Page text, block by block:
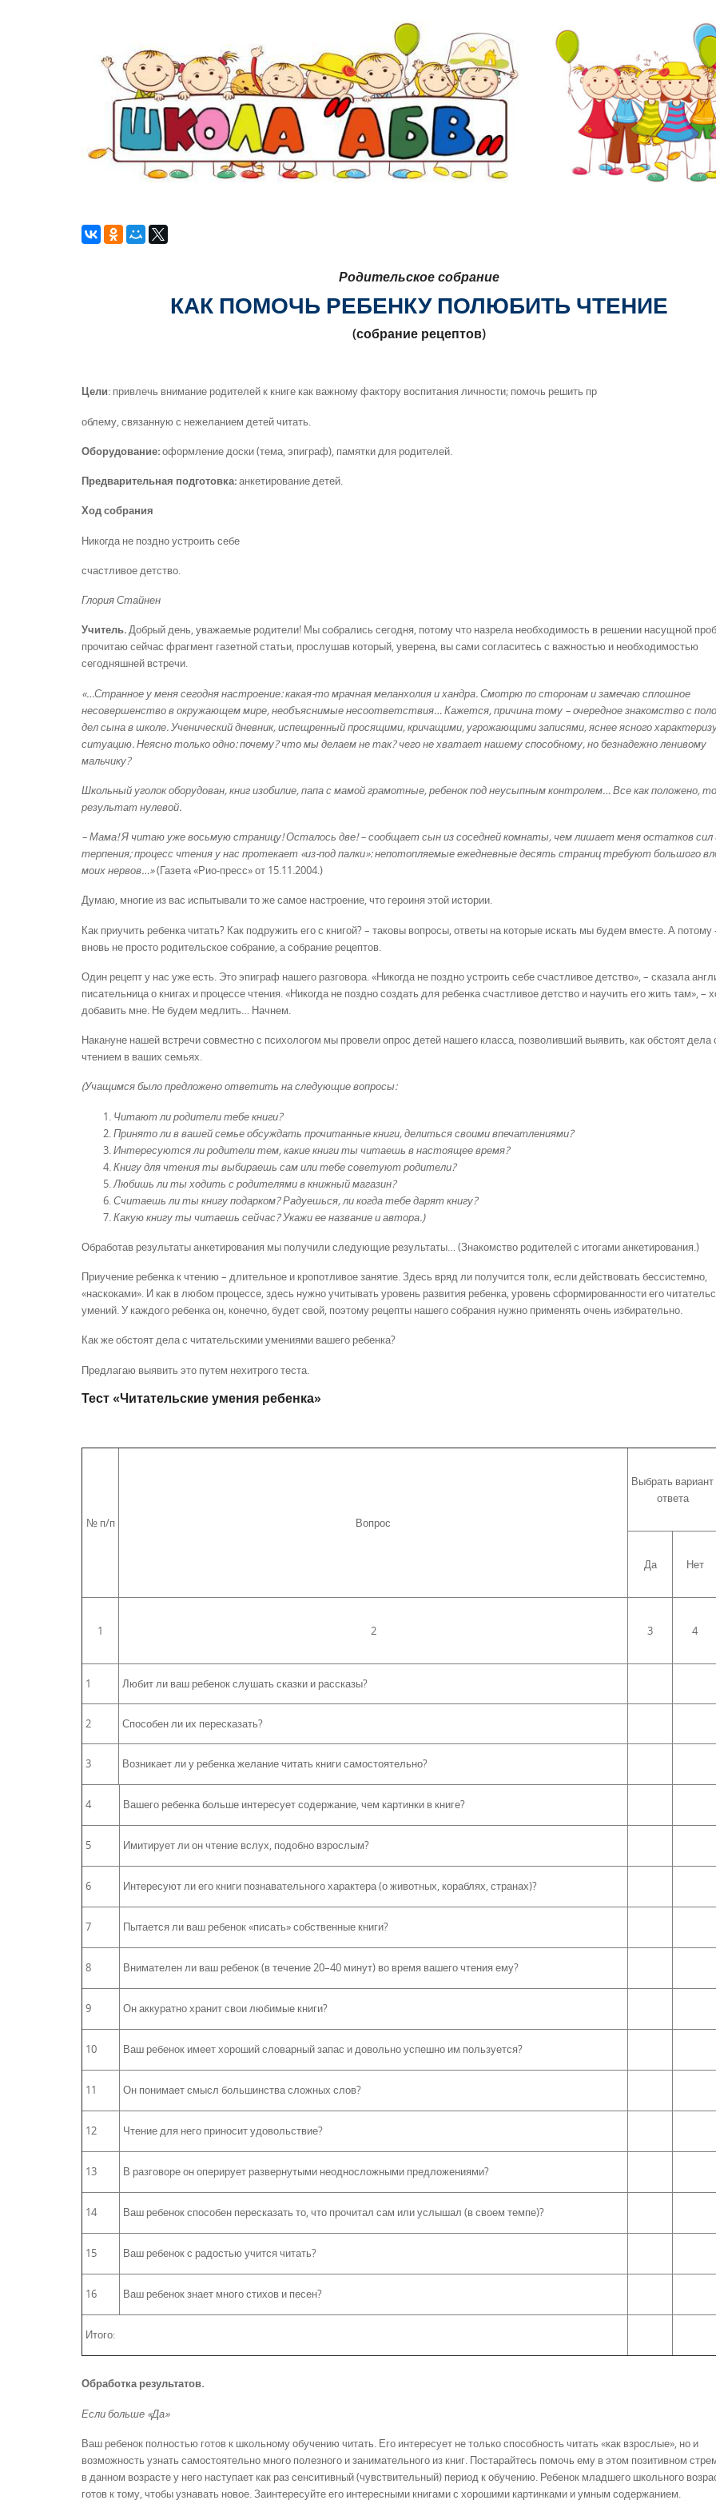
Родительское собрание
КАК ПОМОЧЬ РЕБЕНКУ ПОЛЮБИТЬ ЧТЕНИЕ
(собрание рецептов)
Цели: привлечь внимание родителей к книге как важному фактору воспитания личности; помочь решить пр
облему, связанную с нежеланием детей читать.
Оборудование:оформление доски (тема, эпиграф), памятки для родителей.
Предварительная подготовка:анкетирование детей.
Ход собрания
Никогда не поздно устроить себе
счастливое детство.
Глория Стайнен
Учитель.Добрый день, уважаемые родители! Мы собрались сегодня, потому что назрела необходимость в решении насущной
прочитаю сейчас фрагмент газетной статьи, прослушав который, уверена, вы сами согласитесь с важностью и необходимостью
сегодняшней встречи.
«…Странное у меня сегодня настроение: какая-то мрачная меланхолия и хандра. Смотрю по сторонам и замечаю сплошное
несовершенство в окружающем мире, необъяснимые несоответствия… Кажется, причина тому – очередное знакомство с
дел сына в школе. Ученический дневник, испещренный просящими, кричащими, угрожающими записями, яснее ясного
ситуацию. Неясно только одно: почему? что мы делаем не так? чего не хватает нашему способному, но безнадежно ленивому
мальчику?
Школьный уголок оборудован, книг изобилие, папа с мамой грамотные, ребенок под неусыпным контролем… Все как положено,
результат нулевой.
– Мама! Я читаю уже восьмую страницу! Осталось две! – сообщает сын из соседней комнаты, чем лишает меня остатков сил
терпения; процесс чтения у нас протекает «из-под палки»: непотопляемые ежедневные десять страниц требуют большого
моих нервов…»(Газета «Рио-пресс» от 15.11.2004.)
Думаю, многие из вас испытывали то же самое настроение, что героиня этой истории.
Как приучить ребенка читать? Как подружить его с книгой? – таковы вопросы, ответы на которые искать мы будем вместе. А потому
вновь не просто родительское собрание, а собрание рецептов.
Один рецепт у нас уже есть. Это эпиграф нашего разговора. «Никогда не поздно устроить себе счастливое детство», – сказала
писательница о книгах и процессе чтения. «Никогда не поздно создать для ребенка счастливое детство и научить его жить там», –
добавить мне. Не будем медлить… Начнем.
Накануне нашей встречи совместно с психологом мы провели опрос детей нашего класса, позволивший выявить, как обстоят дела
чтением в ваших семьях.
(Учащимся было предложено ответить на следующие вопросы:
Читают ли родители тебе книги?
Принято ли в вашей семье обсуждать прочитанные книги, делиться своими впечатлениями?
Интересуются ли родители тем, какие книги ты читаешь в настоящее время?
Книгу для чтения ты выбираешь сам или тебе советуют родители?
Любишь ли ты ходить с родителями в книжный магазин?
Считаешь ли ты книгу подарком? Радуешься, ли когда тебе дарят книгу?
Какую книгу ты читаешь сейчас? Укажи ее название и автора.)
Обработав результаты анкетирования мы получили следующие результаты… (Знакомство родителей с итогами анкетирования.)
Приучение ребенка к чтению – длительное и кропотливое занятие. Здесь вряд ли получится толк, если действовать бессистемно,
«наскоками». И как в любом процессе, здесь нужно учитывать уровень развития ребенка, уровень сформированности его
умений. У каждого ребенка он, конечно, будет свой, поэтому рецепты нашего собрания нужно применять очень избирательно.
Как же обстоят дела с читательскими умениями вашего ребенка?
Предлагаю выявить это путем нехитрого теста.
Тест «Читательские умения ребенка»
№ п/п Вопрос
Выбрать вариант
ответа
Да Нет
1 2 3 4
1 Любит ли ваш ребенок слушать сказки и рассказы?
2 Способен ли их пересказать?
3 Возникает ли у ребенка желание читать книги самостоятельно?
4 Вашего ребенка больше интересует содержание, чем картинки в книге?
5 Имитирует ли он чтение вслух, подобно взрослым?
6 Интересуют ли его книги познавательного характера (о животных, кораблях, странах)?
7 Пытается ли ваш ребенок «писать» собственные книги?
8 Внимателен ли ваш ребенок (в течение 20–40 минут) во время вашего чтения ему?
9 Он аккуратно хранит свои любимые книги?
10 Ваш ребенок имеет хороший словарный запас и довольно успешно им пользуется?
11 Он понимает смысл большинства сложных слов?
12 Чтение для него приносит удовольствие?
13 В разговоре он оперирует развернутыми неодносложными предложениями?
14 Ваш ребенок способен пересказать то, что прочитал сам или услышал (в своем темпе)?
15 Ваш ребенок с радостью учится читать?
16 Ваш ребенок знает много стихов и песен?
Итого:
Обработка результатов.
Если больше «Да»
Ваш ребенок полностью готов к школьному обучению читать. Его интересует не только способность читать «как взрослые», но и
возможность узнать самостоятельно много полезного и занимательного из книг. Постарайтесь помочь ему в этом позитивном
в данном возрасте у него наступает как раз сенситивный (чувствительный) период к обучению. Ребенок младшего школьного
готов к тому, чтобы узнавать новое. Заинтересуйте его интересными книгами с хорошими картинками и умным содержанием.